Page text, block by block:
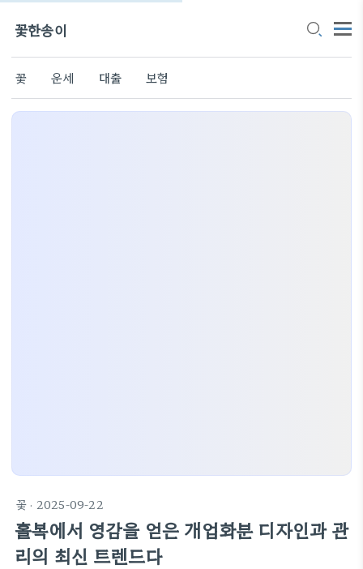
꽃한송이
꽃 운세 대출 보험
꽃 · 2025-09-22
홀복에서 영감을 얻은 개업화분 디자인과 관
리의 최신 트렌드다